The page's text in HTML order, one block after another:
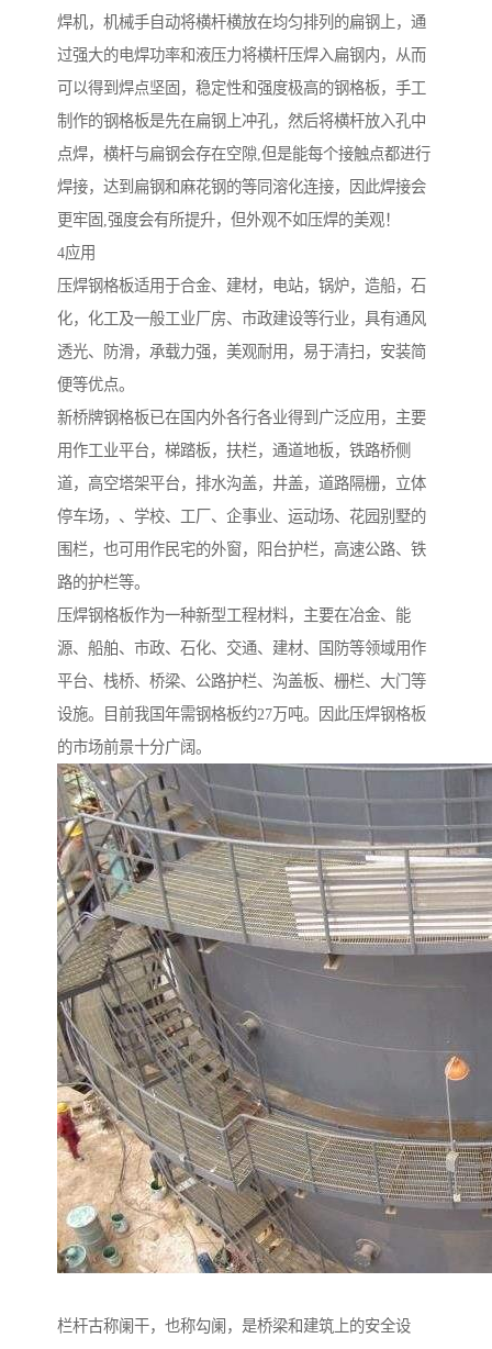
焊机，机械手自动将横杆横放在均匀排列的扁钢上，通
过强大的电焊功率和液压力将横杆压焊入扁钢内，从而
可以得到焊点坚固，稳定性和强度极高的钢格板，手工
制作的钢格板是先在扁钢上冲孔，然后将横杆放入孔中
点焊，横杆与扁钢会存在空隙,但是能每个接触点都进行
焊接，达到扁钢和麻花钢的等同溶化连接，因此焊接会
更牢固,强度会有所提升，但外观不如压焊的美观！
4应用
压焊钢格板适用于合金、建材，电站，锅炉，造船，石
化，化工及一般工业厂房、市政建设等行业，具有通风
透光、防滑，承载力强，美观耐用，易于清扫，安装简
便等优点。
新桥牌钢格板已在国内外各行各业得到广泛应用，主要
用作工业平台，梯踏板，扶栏，通道地板，铁路桥侧
道，高空塔架平台，排水沟盖，井盖，道路隔栅，立体
停车场，、学校、工厂、企事业、运动场、花园别墅的
围栏，也可用作民宅的外窗，阳台护栏，高速公路、铁
路的护栏等。
压焊钢格板作为一种新型工程材料，主要在冶金、能
源、船舶、市政、石化、交通、建材、国防等领域用作
平台、栈桥、桥梁、公路护栏、沟盖板、栅栏、大门等
设施。目前我国年需钢格板约27万吨。因此压焊钢格板
的市场前景十分广阔。
栏杆古称阑干，也称勾阑，是桥梁和建筑上的安全设